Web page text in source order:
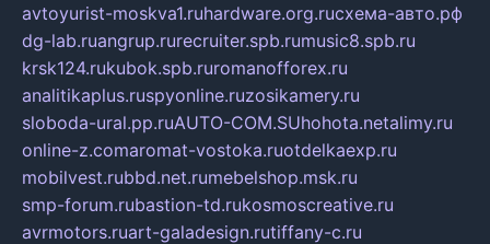
avtoyurist-moskva1.ruhardware.org.ruсхема-авто.рф
dg-lab.ruangrup.rurecruiter.spb.rumusic8.spb.ru
krsk124.rukubok.spb.ruromanofforex.ru
analitikaplus.ruspyonline.ruzosikamery.ru
sloboda-ural.pp.ruAUTO-COM.SUhohota.netalimy.ru
online-z.comaromat-vostoka.ruotdelkaexp.ru
mobilvest.rubbd.net.rumebelshop.msk.ru
smp-forum.rubastion-td.rukosmoscreative.ru
avrmotors.ruart-galadesign.rutiffany-c.ru